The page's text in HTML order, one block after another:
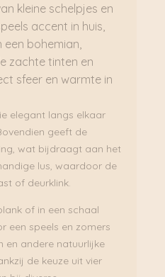
kleine schelpjes en
accent in huis,
bohemian,
zachte tinten en
sfeer en warmte in
elegant langs elkaar
geeft de
wat bijdraagt aan het
lus, waardoor de
of deurklink.
of in een schaal
een speels en zomers
en andere natuurlijke
de keuze uit vier